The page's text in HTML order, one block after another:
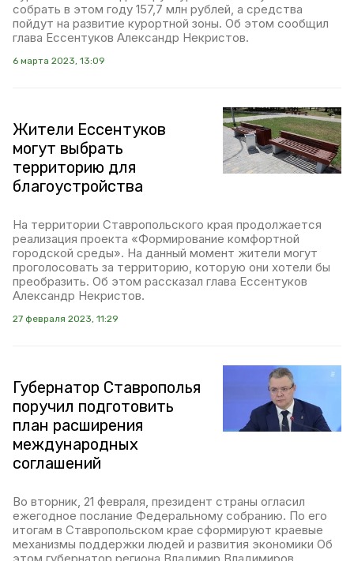
собрать в этом году 157,7 млн рублей, а средства
пойдут на развитие курортной зоны. Об этом сообщил
глава Ессентуков Александр Некристов.
6 марта 2023, 13:09
Жители Ессентуков
могут выбрать
территорию для
благоустройства
На территории Ставропольского края продолжается
реализация проекта «Формирование комфортной
городской среды». На данный момент жители могут
проголосовать за территорию, которую они хотели бы
преобразить. Об этом рассказал глава Ессентуков
Александр Некристов.
27 февраля 2023, 11:29
Губернатор Ставрополья
поручил подготовить
план расширения
международных
соглашений
Во вторник, 21 февраля, президент страны огласил
ежегодное послание Федеральному собранию. По его
итогам в Ставропольском крае сформируют краевые
механизмы поддержки людей и развития экономики Об